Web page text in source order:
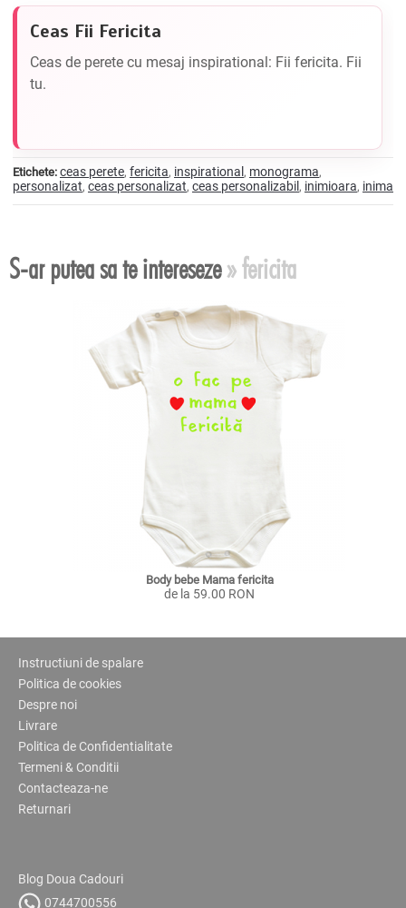
Ceas Fii Fericita
Ceas de perete cu mesaj inspirational: Fii fericita. Fii
tu.
Etichete: ceas perete, fericita, inspirational , monograma,
personalizat, ceas personalizat, ceas personalizabil , inimioara, inima
S-ar putea sa te intereseze» fericita
Body bebe Mama fericita
de la 59.00 RON
Instructiuni de spalare
Politica de cookies
Despre noi
Livrare
Politica de Confidentialitate
Termeni & Conditii
Contacteaza-ne
Returnari
Blog Doua Cadouri
0744700556